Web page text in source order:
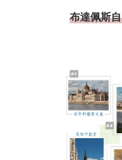
布達佩斯